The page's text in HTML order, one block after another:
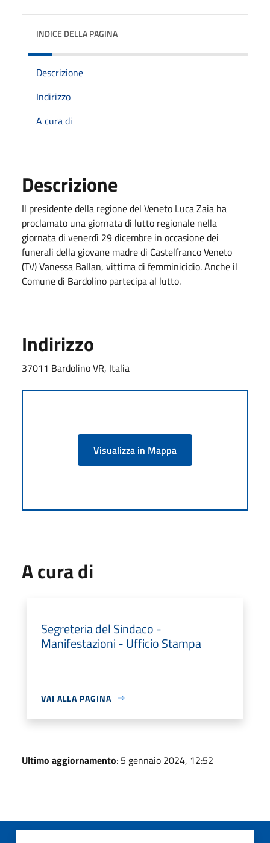
INDICE DELLA PAGINA
Descrizione
Indirizzo
A cura di
Descrizione
Il presidente della regione del Veneto Luca Zaia ha
proclamato una giornata di lutto regionale nella
giornata di venerdì 29 dicembre in occasione dei
funerali della giovane madre di Castelfranco Veneto
(TV) Vanessa Ballan, vittima di femminicidio. Anche il
Comune di Bardolino partecipa al lutto.
Indirizzo
37011 Bardolino VR, Italia
Visualizza in Mappa
A cura di
Segreteria del Sindaco -
Manifestazioni - Ufficio Stampa
VAI ALLA PAGINA
Ultimo aggiornamento: 5 gennaio 2024, 12:52